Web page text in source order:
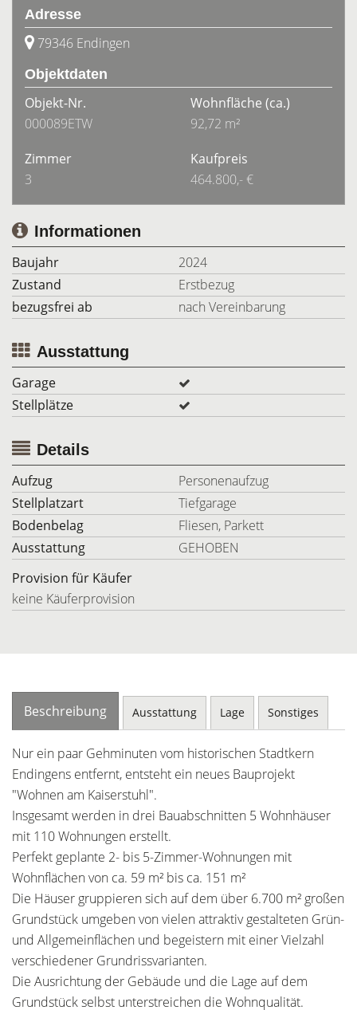
Adresse
79346 Endingen
Objektdaten
Objekt-Nr.
000089ETW
Wohnfläche (ca.)
92,72 m²
Zimmer
3
Kaufpreis
464.800,- €
Informationen
Baujahr
2024
Zustand
Erstbezug
bezugsfrei ab
nach Vereinbarung
Ausstattung
Garage
Stellplätze
Details
Aufzug
Personenaufzug
Stellplatzart
Tiefgarage
Bodenbelag
Fliesen, Parkett
Ausstattung
GEHOBEN
Provision für Käufer
keine Käuferprovision
Beschreibung Ausstattung Lage Sonstiges
Nur ein paar Gehminuten vom historischen Stadtkern
Endingens entfernt, entsteht ein neues Bauprojekt
"Wohnen am Kaiserstuhl".
Insgesamt werden in drei Bauabschnitten 5 Wohnhäuser
mit 110 Wohnungen erstellt.
Perfekt geplante 2- bis 5-Zimmer-Wohnungen mit
Wohnflächen von ca. 59 m² bis ca. 151 m²
Die Häuser gruppieren sich auf dem über 6.700 m² großen
Grundstück umgeben von vielen attraktiv gestalteten Grün-
und Allgemeinflächen und begeistern mit einer Vielzahl
verschiedener Grundrissvarianten.
Die Ausrichtung der Gebäude und die Lage auf dem
Grundstück selbst unterstreichen die Wohnqualität.